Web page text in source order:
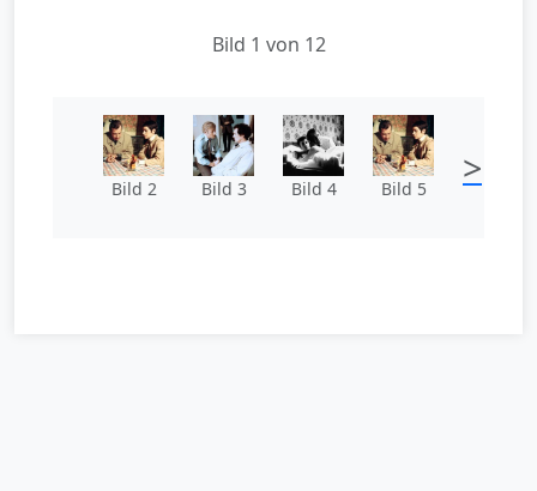
Bild 1 von 12
Bild 2 Bild 3 Bild 4 Bild 5 >